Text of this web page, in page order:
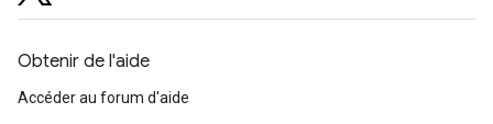
Obtenir de l'aide
Accéder au forum d'aide